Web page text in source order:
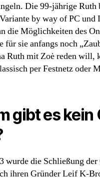
Die 99-jährige Ruth
by way of PC und
die Möglich­keiten des
für sie anfangs noch
Ruth mit Zoė reden will,
per Fest­netz oder
gibt es kein
wurde die Schließung
ihren Gründer Leif K-